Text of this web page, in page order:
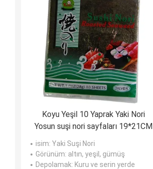
Koyu Yeşil 10 Yaprak Yaki Nori
Yosun suşi nori sayfaları 19*21CM
isim: Yaki Suşi Nori
Görünüm: altın, yeşil, gümüş
Depolamak: Kuru ve serin yerde